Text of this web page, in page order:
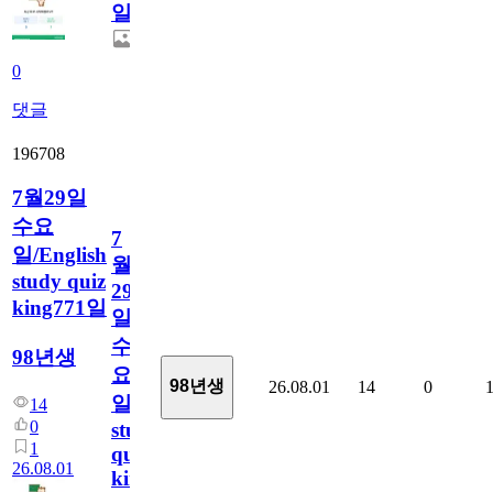
0
댓글
일
196708
7월29일
수요
일/English
study quiz
king771일
98년생
14
0
1
26.08.01
7
월
29
일
수
요
일/English
study
quiz
king771
98년생 26.08.01 14 0 1